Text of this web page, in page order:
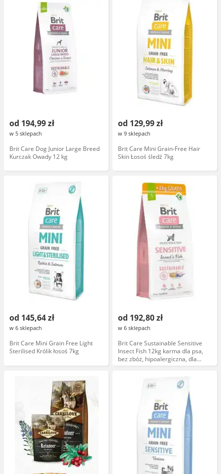
od 194,99 zł
w 5 sklepach
Brit Care Dog Junior Large Breed
Kurczak Owady 12 kg
od 129,99 zł
w 9 sklepach
Brit Care Mini Grain-Free Hair
Skin Łosoś śledź 7kg
od 145,64 zł
w 6 sklepach
Brit Care Mini Grain Free Light
Sterilised Królik łosoś 7kg
od 192,80 zł
w 6 sklepach
Brit Care Sustainable Sensitive
Insect Fish 12kg karma dla psa,
bez zbóż, hipoalergiczna, dla
wrażliwych psów, naturalne